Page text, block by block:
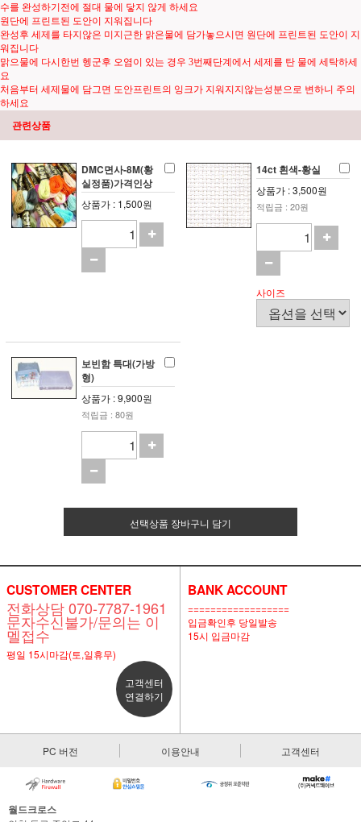
수를 완성하기전에 절대 물에 닿지 않게 하세요
원단에 프린트된 도안이 지워집니다
완성후 세제를 타지않은 미지근한 맑은물에 담가놓으시면 원단에 프린트된 도안이 지
워집니다
맑으물에 다시한번 헹군후 오염이 있는 경우 3번째단계에서 세제를 탄 물에 세탁하세
요
처음부터 세제물에 담그면 도안프린트의 잉크가 지워지지않는성분으로 변하니 주의
하세요
관련상품
DMC면사-8M(황
실정품)가격인상
상품가 : 1,500원
14ct 흰색-황실
상품가 : 3,500원
적립금 : 20원
사이즈
보빈함 특대(가방
형)
상품가 : 9,900원
적립금 : 80원
선택상품 장바구니 담기
CUSTOMER CENTER
전화상담 070-7787-1961
문자수신불가/문의는 이
멜접수
평일 15시마감(토,일휴무)
고객센터
연결하기
BANK ACCOUNT
==================
입금확인후 당일발송
15시 입금마감
PC 버전 이용안내 고객센터
월드크로스